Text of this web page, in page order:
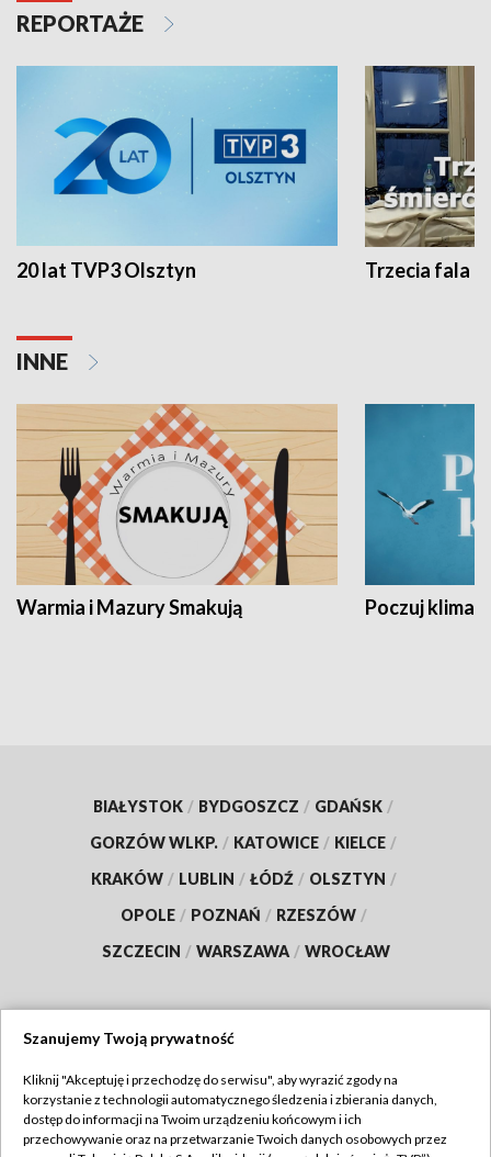
REPORTAŻE
20 lat TVP3 Olsztyn Trzecia fala -
INNE
Warmia i Mazury Smakują Poczuj klimat
BIAŁYSTOK / BYDGOSZCZ / GDAŃSK /
GORZÓW WLKP. / KATOWICE / KIELCE /
KRAKÓW / LUBLIN / ŁÓDŹ / OLSZTYN /
OPOLE / POZNAŃ / RZESZÓW /
SZCZECIN / WARSZAWA / WROCŁAW
TVP
Abonament TVP
Regulamin TVP
Szanujemy Twoją prywatność
Kliknij "Akceptuję i przechodzę do serwisu", aby wyrazić zgody na
korzystanie z technologii automatycznego śledzenia i zbierania danych,
dostęp do informacji na Twoim urządzeniu końcowym i ich
przechowywanie oraz na przetwarzanie Twoich danych osobowych przez